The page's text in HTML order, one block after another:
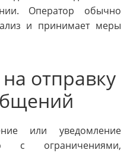
Оператор обычно
и принимает меры
отправку
или уведомление
с ограничениями,